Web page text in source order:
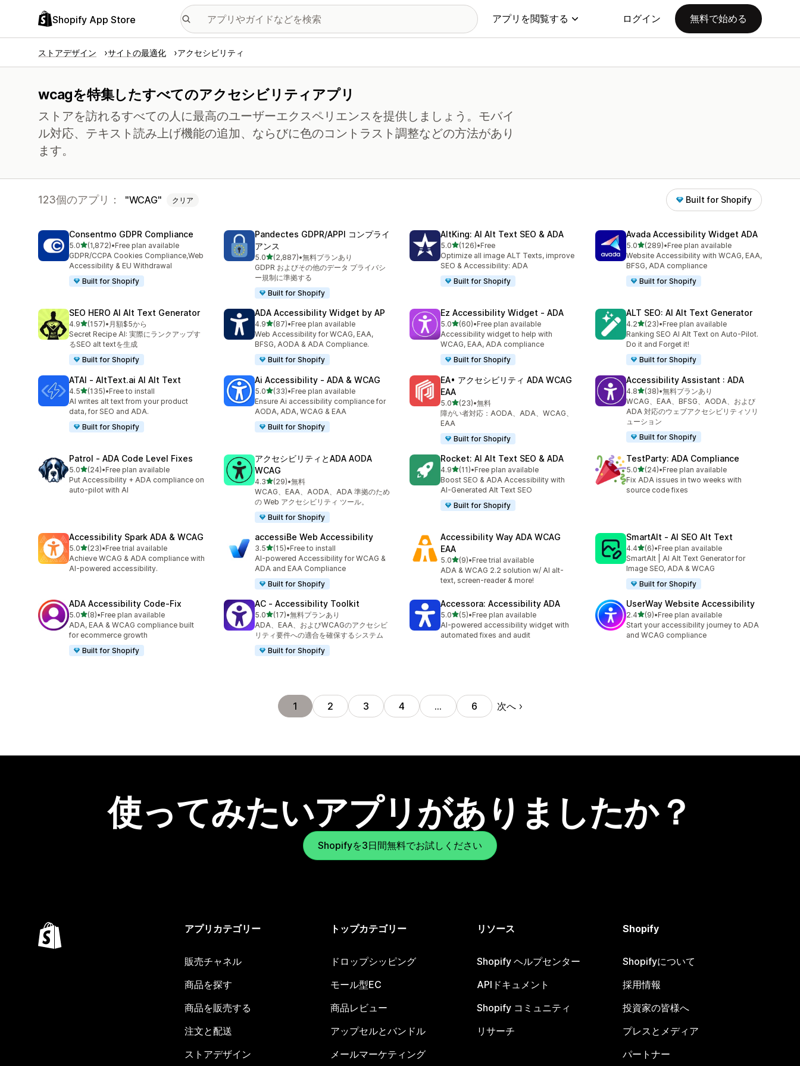
Shopify App Store アプリを閲覧する ログイン 無料で始める
ストアデザイン サイトの最適化 アクセシビリティ
wcagを特集したすべてのアクセシビリティアプリ
ストアを訪れるすべての人に最高のユーザーエクスペリエンスを提供しましょう。モバイ
ル対応、テキスト読み上げ機能の追加、ならびに色のコントラスト調整などの方法があり
ます。
123個のアプリ： WCAG クリア Built for Shopify
Consentmo GDPR Compliance
5.05つ星中
(1,872)
合計レビュー数：1872件
•Free plan available
GDPR/CCPA Cookies Compliance,Web
Accessibility & EU Withdrawal
Built for Shopify
Pandectes GDPR/APPI コンプライ
アンス
5.05つ星中
(2,887)
合計レビュー数：2887件
•無料プランあり
GDPR およびその他のデータ プライバシ
ー規制に準拠する
Built for Shopify
AltKing: AI Alt Text SEO & ADA
5.05つ星中
(126)
合計レビュー数：126件
•Free
Optimize all image ALT Texts, improve
SEO & Accessibility: ADA
Built for Shopify
Avada Accessibility Widget ADA
5.05つ星中
(289)
合計レビュー数：289件
•Free plan available
Website Accessibility with WCAG, EAA,
BFSG, ADA compliance
Built for Shopify
SEO HERO AI Alt Text Generator
4.95つ星中
(157)
合計レビュー数：157件
• 月額$5から
Secret Recipe AI: 実際にランクアップす
るSEO alt textを生成
Built for Shopify
ADA Accessibility Widget by AP
4.95つ星中
(87)
合計レビュー数：87件
•Free plan available
Web Accessibility for WCAG, EAA,
BFSG, AODA & ADA Compliance.
Built for Shopify
Ez Accessibility Widget ‑ ADA
5.05つ星中
(60)
合計レビュー数：60件
•Free plan available
Accessibility widget to help with
WCAG, EAA, ADA compliance
Built for Shopify
ALT SEO: AI Alt Text Generator
4.25つ星中
(23)
合計レビュー数：23件
•Free plan available
Ranking SEO AI Alt Text on Auto‑Pilot.
Do it and Forget it!
Built for Shopify
ATAI ‑ AltText.ai AI Alt Text
4.55つ星中
(135)
合計レビュー数：135件
•Free to install
AI writes alt text from your product
data, for SEO and ADA.
Built for Shopify
Ai Accessibility ‑ ADA & WCAG
5.05つ星中
(33)
合計レビュー数：33件
•Free plan available
Ensure Ai accessibility compliance for
AODA, ADA, WCAG & EAA
Built for Shopify
EA• アクセシビリティ ADA WCAG
EAA
5.05つ星中
(23)
合計レビュー数：23件
•無料
障がい者対応：AODA、ADA、WCAG、
EAA
Built for Shopify
Accessibility Assistant : ADA
4.85つ星中
(38)
合計レビュー数：38件
•無料プランあり
WCAG、EAA、BFSG、AODA、および
ADA 対応のウェブアクセシビリティソリ
ューション
Built for Shopify
Patrol ‑ ADA Code Level Fixes
5.05つ星中
(24)
合計レビュー数：24件
•Free plan available
Put Accessibility + ADA compliance on
auto-pilot with AI
アクセシビリティとADA AODA
WCAG
4.35つ星中
(29)
合計レビュー数：29件
•無料
WCAG、EAA、AODA、ADA 準拠のため
の Web アクセシビリティ ツール。
Built for Shopify
Rocket: AI Alt Text SEO & ADA
4.95つ星中
(11)
合計レビュー数：11件
•Free plan available
Boost SEO & ADA Accessibility with
AI-Generated Alt Text SEO
Built for Shopify
TestParty: ADA Compliance
5.05つ星中
(24)
合計レビュー数：24件
•Free plan available
Fix ADA issues in two weeks with
source code fixes
Accessibility Spark ADA & WCAG
5.05つ星中
(23)
合計レビュー数：23件
•Free trial available
Achieve WCAG & ADA compliance with
AI-powered accessibility.
accessiBe Web Accessibility
3.55つ星中
(15)
合計レビュー数：15件
•Free to install
AI-powered Accessibility for WCAG &
ADA and EAA Compliance
Built for Shopify
Accessibility Way ADA WCAG
EAA
5.05つ星中
(9)
合計レビュー数：9件
•Free trial available
ADA & WCAG 2.2 solution w/ AI alt-
text, screen-reader & more!
SmartAlt ‑ AI SEO Alt Text
4.45つ星中
(6)
合計レビュー数：6件
•Free plan available
SmartAlt | AI Alt Text Generator for
Image SEO, ADA & WCAG
Built for Shopify
ADA Accessibility Code‑Fix
5.05つ星中
(8)
合計レビュー数：8件
•Free plan available
ADA, EAA & WCAG compliance built
for ecommerce growth
Built for Shopify
AC ‑ Accessibility Toolkit
5.05つ星中
(17)
合計レビュー数：17件
•無料プランあり
ADA、EAA、およびWCAGのアクセシビ
リティ要件への適合を確保するシステム
Built for Shopify
Accessora: Accessibility ADA
5.05つ星中
(5)
合計レビュー数：5件
•Free plan available
AI-powered accessibility widget with
automated fixes and audit
UserWay Website Accessibility
2.45つ星中
(9)
合計レビュー数：9件
•Free plan available
Start your accessibility journey to ADA
and WCAG compliance
1 2 3 4 … 6 次へ
使ってみたいアプリがありましたか？
Shopifyを3日間無料でお試しください
アプリカテゴリー
販売チャネル
商品を探す
商品を販売する
注文と配送
ストアデザイン
トップカテゴリー
ドロップシッピング
モール型EC
商品レビュー
アップセルとバンドル
メールマーケティング
リソース
Shopify ヘルプセンター
APIドキュメント
Shopify コミュニティ
リサーチ
Shopify
Shopifyについて
採用情報
投資家の皆様へ
プレスとメディア
パートナー